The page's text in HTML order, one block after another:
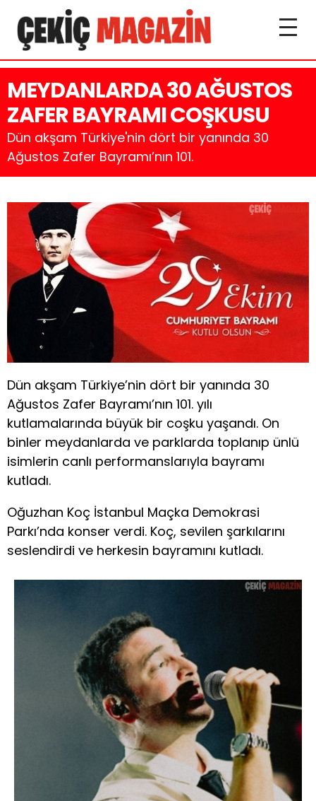
MEYDANLARDA 30 AĞUSTOS
ZAFER BAYRAMI COŞKUSU
Dün akşam Türkiye'nin dört bir yanında 30
Ağustos Zafer Bayramı’nın 101.
Dün akşam Türkiye’nin dört bir yanında 30
Ağustos Zafer Bayramı’nın 101. yılı
kutlamalarında büyük bir coşku yaşandı. On
binler meydanlarda ve parklarda toplanıp ünlü
isimlerin canlı performanslarıyla bayramı
kutladı.
Oğuzhan Koç İstanbul Maçka Demokrasi
Parkı’nda konser verdi. Koç, sevilen şarkılarını
seslendirdi ve herkesin bayramını kutladı.